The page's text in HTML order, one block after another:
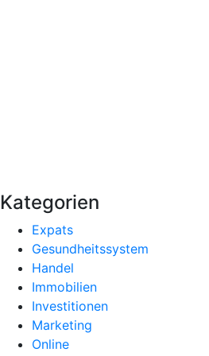
Kategorien
Expats
Gesundheitssystem
Handel
Immobilien
Investitionen
Marketing
Online